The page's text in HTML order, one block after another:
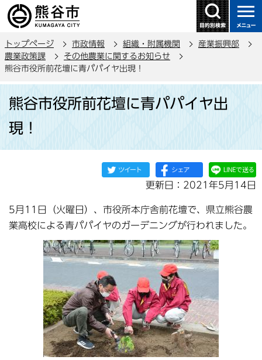
の
ー
ジ
トップページ 市政情報 組織・附属機関
産業振興部
農業政策課
その他農業に関するお知らせ
熊谷市役所前花壇に青パパイヤ出現！
か
熊谷市役所前花壇に青パパイヤ出
現！
更新日：2021年5月14日
5月11日（火曜日）、市役所本庁舎前花壇で、県立熊谷農
業高校による青パパイヤのガーデニングが行われました。